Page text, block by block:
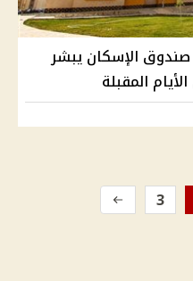
الإسكان يبشر
المقبلة
3